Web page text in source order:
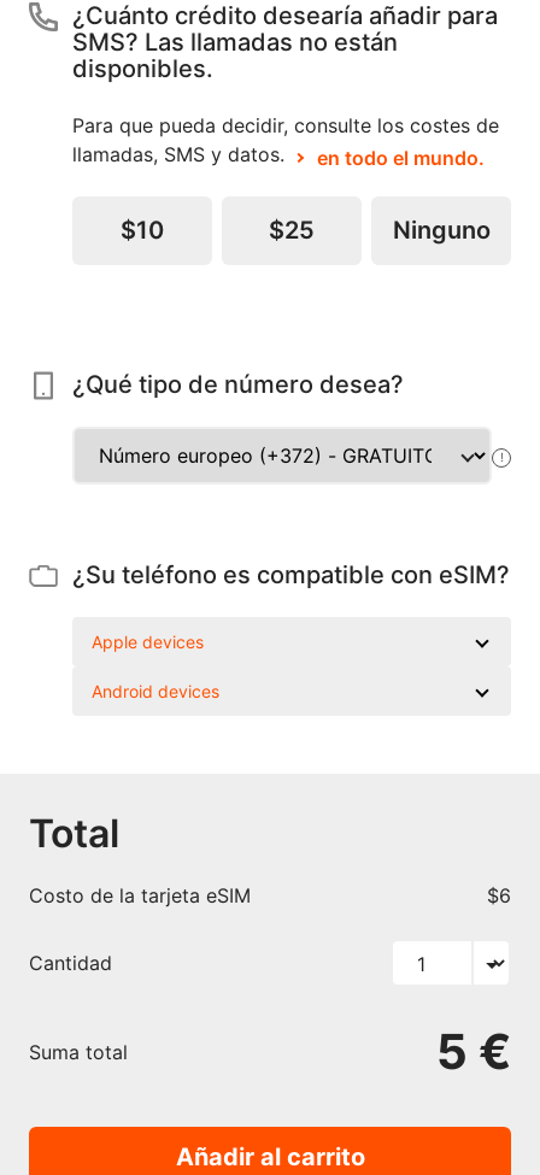
¿Cuánto crédito desearía añadir para
SMS? Las llamadas no están
disponibles.
Para que pueda decidir, consulte los costes de
llamadas, SMS y datos.
en todo el mundo.
$10 $25 Ninguno
¿Qué tipo de número desea?
!
¿Su teléfono es compatible con eSIM?
Apple devices
Android devices
Total
Costo de la tarjeta eSIM $6
Cantidad
Suma total 5 €
Añadir al carrito